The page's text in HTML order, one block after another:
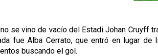
se vino de vacío del Estadi Johan Cruyff
fue Alba Cerrato, que entró en lugar de
buscando el gol.